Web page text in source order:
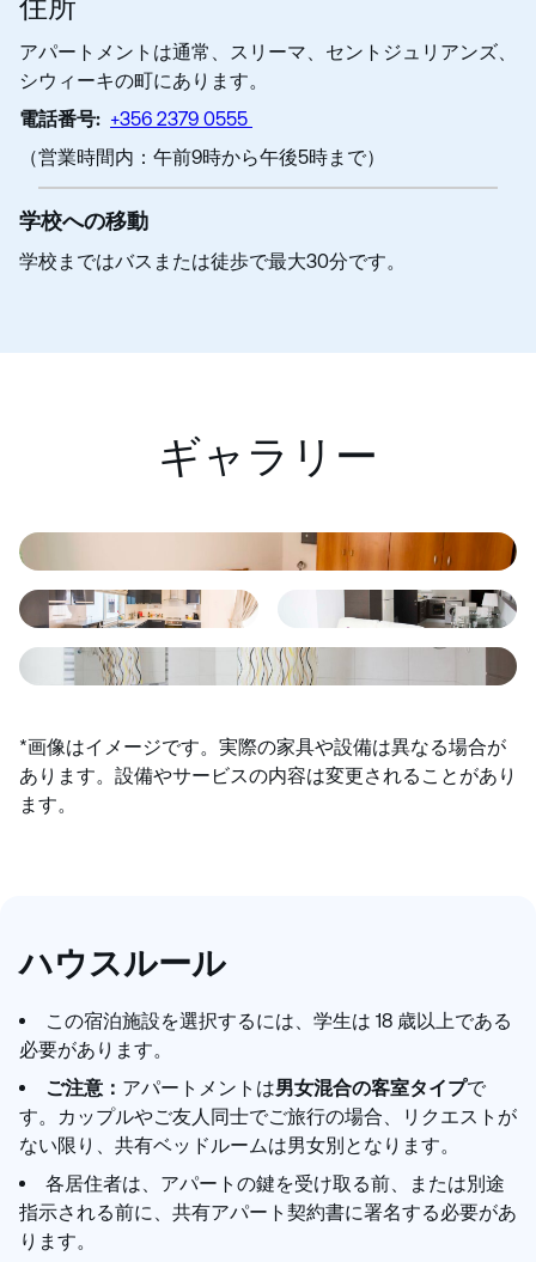
住所
アパートメントは通常、スリーマ、セントジュリアンズ、
シウィーキの町にあります。
電話番号: +356 2379 0555
（営業時間内：午前9時から午後5時まで）
学校への移動
学校まではバスまたは徒歩で最大30分です。
ギャラリー
*画像はイメージです。実際の家具や設備は異なる場合が
あります。設備やサービスの内容は変更されることがあり
ます。
ハウスルール
この宿泊施設を選択するには、学生は 18 歳以上である
必要があります。
ご注意： アパートメントは男女混合の客室タイプで
す。カップルやご友人同士でご旅行の場合、リクエストが
ない限り、共有ベッドルームは男女別となります。
各居住者は、アパートの鍵を受け取る前、または別途
指示される前に、共有アパート契約書に署名する必要があ
ります。